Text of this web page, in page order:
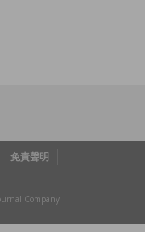
免責聲明
Company